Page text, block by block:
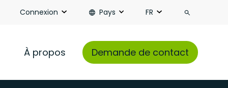
Connexion Pays FR
À propos Demande de contact